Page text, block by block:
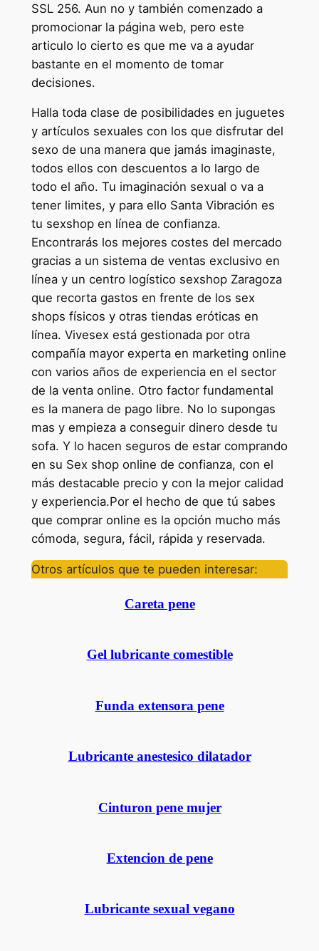
SSL 256. Aun no y también comenzado a
promocionar la página web, pero este
articulo lo cierto es que me va a ayudar
bastante en el momento de tomar
decisiones.
Halla toda clase de posibilidades en juguetes
y artículos sexuales con los que disfrutar del
sexo de una manera que jamás imaginaste,
todos ellos con descuentos a lo largo de
todo el año. Tu imaginación sexual o va a
tener limites, y para ello Santa Vibración es
tu sexshop en línea de confianza.
Encontrarás los mejores costes del mercado
gracias a un sistema de ventas exclusivo en
línea y un centro logístico sexshop Zaragoza
que recorta gastos en frente de los sex
shops físicos y otras tiendas eróticas en
línea. Vivesex está gestionada por otra
compañía mayor experta en marketing online
con varios años de experiencia en el sector
de la venta online. Otro factor fundamental
es la manera de pago libre. No lo supongas
mas y empieza a conseguir dinero desde tu
sofa. Y lo hacen seguros de estar comprando
en su Sex shop online de confianza, con el
más destacable precio y con la mejor calidad
y experiencia.Por el hecho de que tú sabes
que comprar online es la opción mucho más
cómoda, segura, fácil, rápida y reservada.
Otros artículos que te pueden interesar:
Careta pene
Gel lubricante comestible
Funda extensora pene
Lubricante anestesico dilatador
Cinturon pene mujer
Extencion de pene
Lubricante sexual vegano